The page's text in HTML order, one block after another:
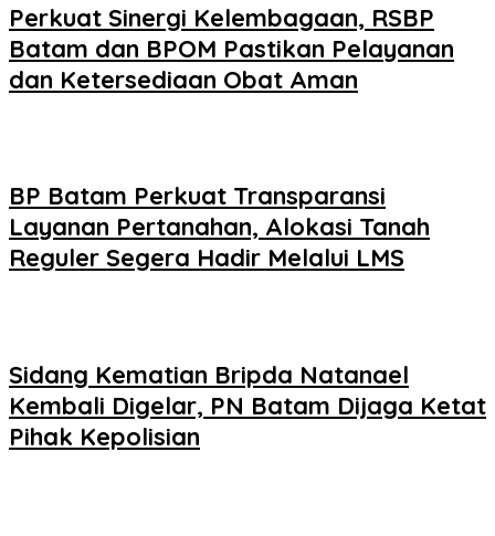
Perkuat Sinergi Kelembagaan, RSBP
Batam dan BPOM Pastikan Pelayanan
dan Ketersediaan Obat Aman
BP Batam Perkuat Transparansi
Layanan Pertanahan, Alokasi Tanah
Reguler Segera Hadir Melalui LMS
Sidang Kematian Bripda Natanael
Kembali Digelar, PN Batam Dijaga Ketat
Pihak Kepolisian